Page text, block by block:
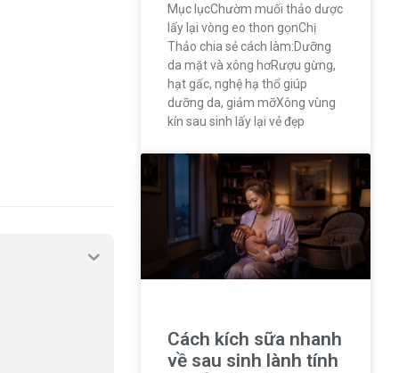
Mục lụcChườm muối thảo dược
lấy lại vòng eo thon gọnChị
Thảo chia sẻ cách làm:Dưỡng
da mặt và xông hơRượu gừng,
hạt gấc, nghệ hạ thổ giúp
dưỡng da, giảm mỡXông vùng
kín sau sinh lấy lại vẻ đẹp
Cách kích sữa nhanh
về sau sinh lành tính